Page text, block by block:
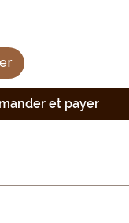
et payer